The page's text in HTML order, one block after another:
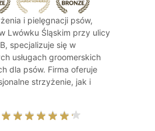
i pielęgnacji psów,
Lwówku Śląskim przy ulicy
specjalizuje się w
usługach groomerskich
dla psów. Firma oferuje
strzyżenie, jak i